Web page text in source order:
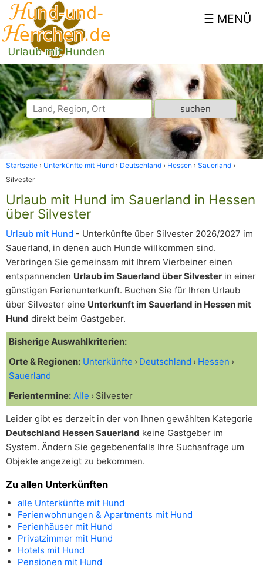
Startseite Unterkünfte mit Hund Deutschland Hessen
Sauerland
Silvester
Urlaub mit Hund im Sauerland in Hessen
über Silvester
Urlaub mit Hund - Unterkünfte über Silvester 2026/2027 im
Sauerland, in denen auch Hunde willkommen sind.
Verbringen Sie gemeinsam mit Ihrem Vierbeiner einen
entspannenden Urlaub im Sauerland über Silvester in einer
günstigen Ferienunterkunft. Buchen Sie für Ihren Urlaub
über Silvester eine Unterkunft im Sauerland in Hessen mit
Hund direkt beim Gastgeber.
Bisherige Auswahlkriterien:
Orte & Regionen: Unterkünfte Deutschland
Hessen
Sauerland
Ferientermine: Alle Silvester
Leider gibt es derzeit in der von Ihnen gewählten Kategorie
Deutschland Hessen Sauerland keine Gastgeber im
System. Ändern Sie gegebenenfalls Ihre Suchanfrage um
Objekte angezeigt zu bekommen.
Zu allen Unterkünften
alle Unterkünfte mit Hund
Ferienwohnungen & Apartments mit Hund
Ferienhäuser mit Hund
Privatzimmer mit Hund
Hotels mit Hund
Pensionen mit Hund